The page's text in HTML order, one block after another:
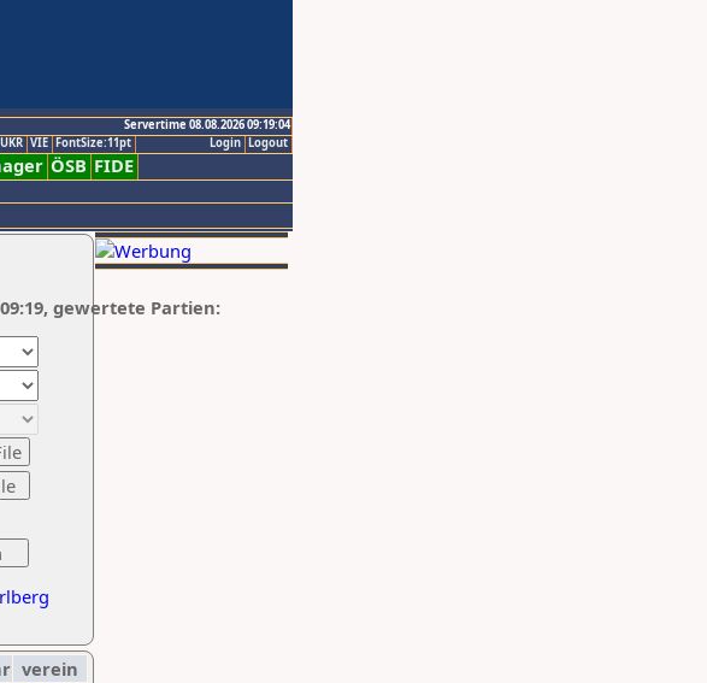
Servertime 08.08.2026 09:19:04
Logout
Login
UKR VIE FontSize:11pt
ÖSB FIDE
gewertete Partien:
verein